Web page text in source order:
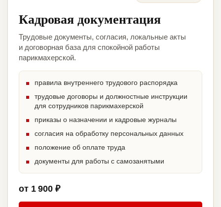
Кадровая документация
Трудовые документы, согласия, локальные акты
и договорная база для спокойной работы
парикмахерской.
правила внутреннего трудового распорядка
трудовые договоры и должностные инструкции
для сотрудников парикмахерской
приказы о назначении и кадровые журналы
согласия на обработку персональных данных
положение об оплате труда
документы для работы с самозанятыми
от 1 900 ₽